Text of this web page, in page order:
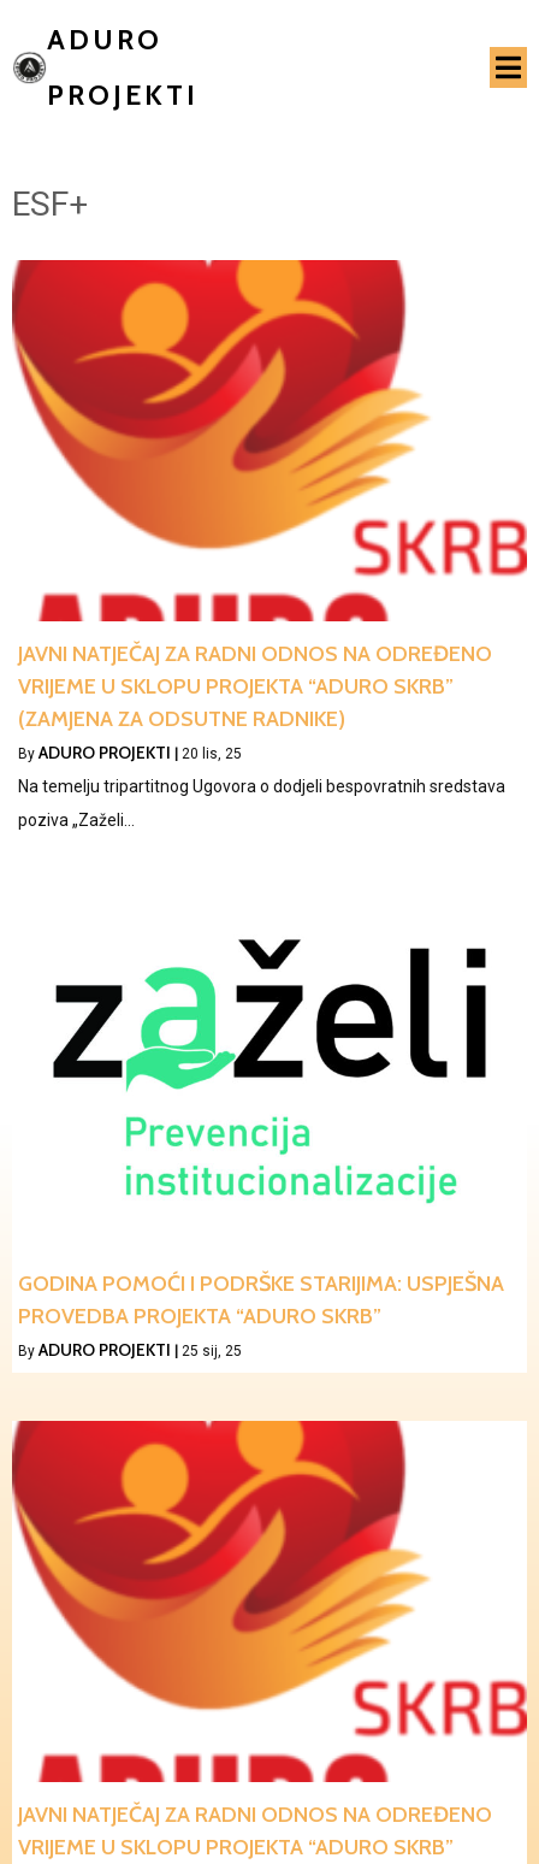
ADURO
PROJEKTI
ESF+
JAVNI NATJEČAJ ZA RADNI ODNOS NA ODREĐENO
VRIJEME U SKLOPU PROJEKTA “ADURO SKRB”
(ZAMJENA ZA ODSUTNE RADNIKE)
By ADURO PROJEKTI | 20 lis, 25
Na temelju tripartitnog Ugovora o dodjeli bespovratnih sredstava
poziva „Zaželi…
GODINA POMOĆI I PODRŠKE STARIJIMA: USPJEŠNA
PROVEDBA PROJEKTA “ADURO SKRB”
By ADURO PROJEKTI 25 sij, 25
JAVNI NATJEČAJ ZA RADNI ODNOS NA ODREĐENO
VRIJEME U SKLOPU PROJEKTA “ADURO SKRB”